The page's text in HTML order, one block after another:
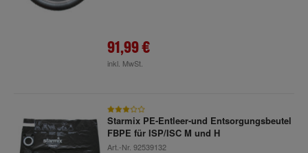
91,99 €
inkl. MwSt.
Starmix PE-Entleer-und Entsorgungsbeutel
FBPE für ISP/ISC M und H
Art.-Nr. 92539132